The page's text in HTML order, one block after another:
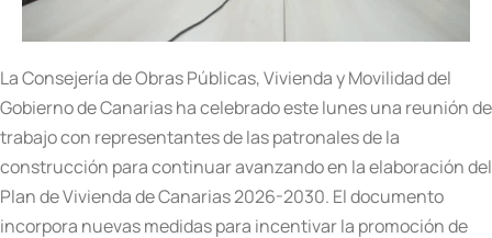
La Consejería de Obras Públicas, Vivienda y Movilidad del
Gobierno de Canarias ha celebrado este lunes una reunión de
trabajo con representantes de las patronales de la
construcción para continuar avanzando en la elaboración del
Plan de Vivienda de Canarias 2026-2030. El documento
incorpora nuevas medidas para incentivar la promoción de